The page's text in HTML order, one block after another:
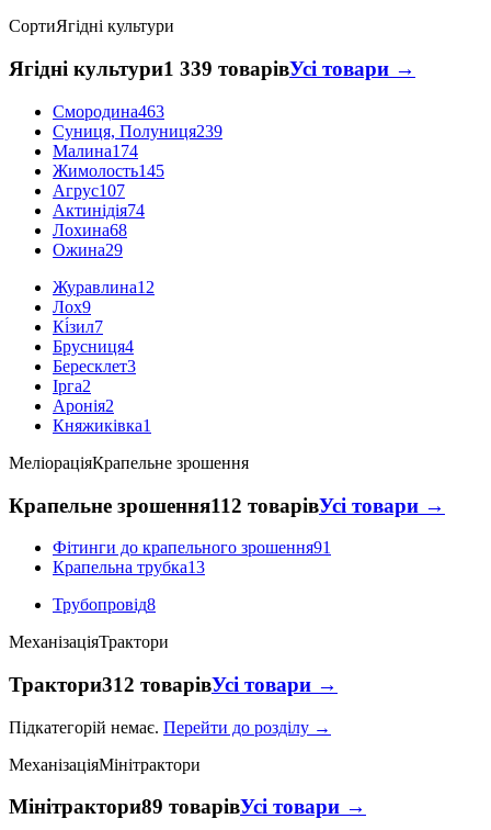
СортиЯгідні культури
Ягідні культури1 339 товарівУсі товари →
Смородина463
Суниця, Полуниця239
Малина174
Жимолость145
Агрус107
Актинідія74
Лохина68
Ожина29
Журавлина12
Лох9
Кі́зил7
Брусниця4
Бересклет3
Ірга2
Аронія2
Княжиківка1
МеліораціяКрапельне зрошення
Крапельне зрошення112 товарівУсі товари →
Фітинги до крапельного зрошення91
Крапельна трубка13
Трубопровід8
МеханізаціяТрактори
Трактори312 товарівУсі товари →
Підкатегорій немає. Перейти до розділу →
МеханізаціяМінітрактори
Мінітрактори89 товарівУсі товари →